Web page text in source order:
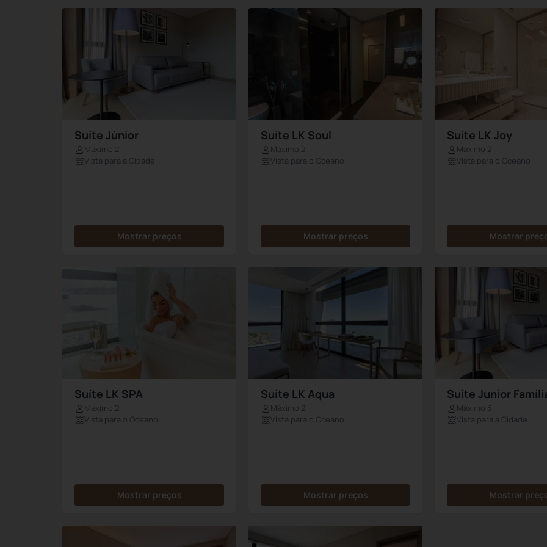
Suíte Júnior
Máximo 2
Vista para a Cidade
Mostrar preços
Suíte LK Soul
Máximo 2
Vista para o Oceano
Mostrar preços
Suíte LK Joy
Máximo 2
Vista para o Oceano
Mostrar
Suíte LK SPA
Máximo 2
Vista para o Oceano
Mostrar preços
Suíte LK Aqua
Máximo 2
Vista para o Oceano
Mostrar preços
Suite Junior
Máximo 3
Vista para a Cidade
Mostrar